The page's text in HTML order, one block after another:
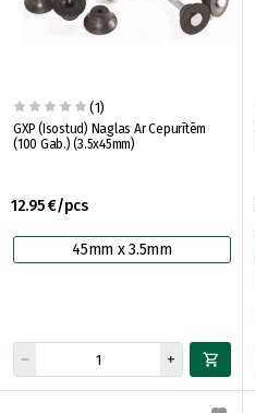
(1)
GXP (Isostud) Naglas Ar Cepurītēm
(100 Gab.) (3.5x45mm)
12.95 €/pcs
45mm x 3.5mm